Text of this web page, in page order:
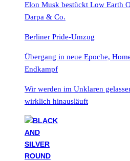
Elon Musk bestückt Low Earth
Darpa & Co.
Berliner Pride-Umzug
Übergang in neue Epoche,
Endkampf
Wir werden im Unklaren
wirklich hinausläuft